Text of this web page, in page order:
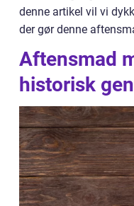
denne artikel vil vi
der gør denne
Aftensmad
historisk